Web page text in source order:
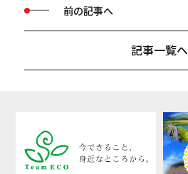
前の記事へ
記事一覧へ